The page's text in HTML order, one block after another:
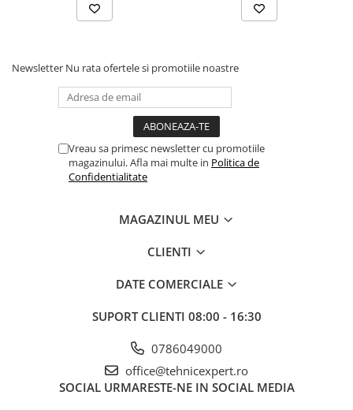
Newsletter Nu rata ofertele si promotiile noastre
Vreau sa primesc newsletter cu promotiile
magazinului. Afla mai multe in Politica de
Confidentialitate
MAGAZINUL MEU
CLIENTI
DATE COMERCIALE
SUPORT CLIENTI 08:00 - 16:30
0786049000
office@tehnicexpert.ro
SOCIAL URMARESTE-NE IN SOCIAL MEDIA